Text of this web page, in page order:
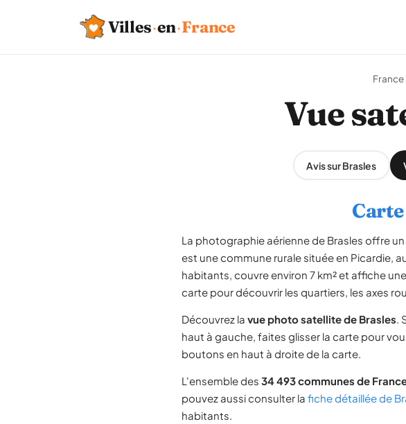
Villes·en·France
France
Vue
Avis sur Brasles
La photographie aérienne de Brasles offre
est une commune rurale située en Picardie,
habitants, couvre environ 7 km² et affiche
carte pour découvrir les quartiers, les axes
Découvrez la vue photo satellite de Brasles.
haut à gauche, faites glisser la carte pour
boutons en haut à droite de la carte.
L'ensemble des 34 493 communes de
pouvez aussi consulter la fiche détaillée de
habitants.